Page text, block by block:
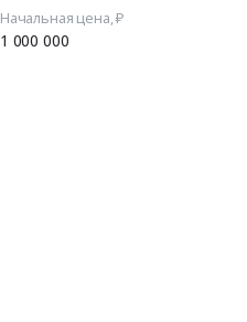
Начальная цена, ₽
1 000 000